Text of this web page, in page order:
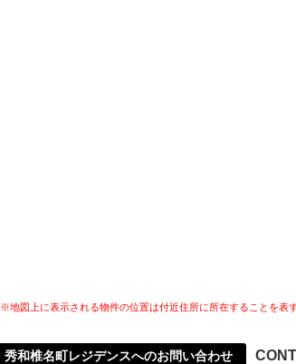
※地図上に表示される物件の位置は付近住所に所在することを表
秀和椎名町レジデンスへのお問い合わせ